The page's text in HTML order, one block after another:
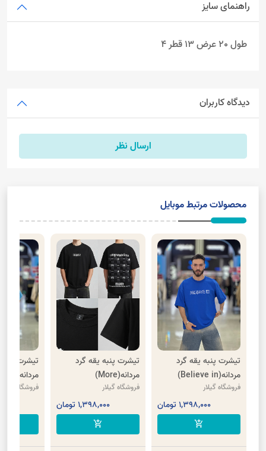
راهنمای سایز
طول 20 عرض 13 قطر 4
دیدگاه کاربران
ارسال نظر
محصولات مرتبط موبایل
تیشرت پنبه یقه گرد
مردانه(Believe in)
فروشگاه گیلار
1,398,000 تومان
add_shopping_cart
تیشرت پنبه یقه گرد
مردانه(More)
فروشگاه گیلار
1,398,000 تومان
add_shopping_cart
تیشرت
مردانه(ERODE)
فروشگاه گیلار